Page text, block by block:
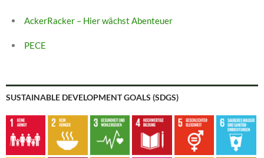
AckerRacker – Hier wächst Abenteuer
PECE
SUSTAINABLE DEVELOPMENT GOALS (SDGS)